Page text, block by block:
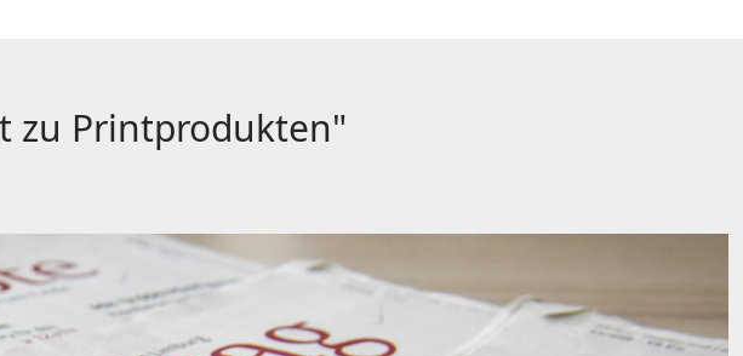
zu Printprodukten"